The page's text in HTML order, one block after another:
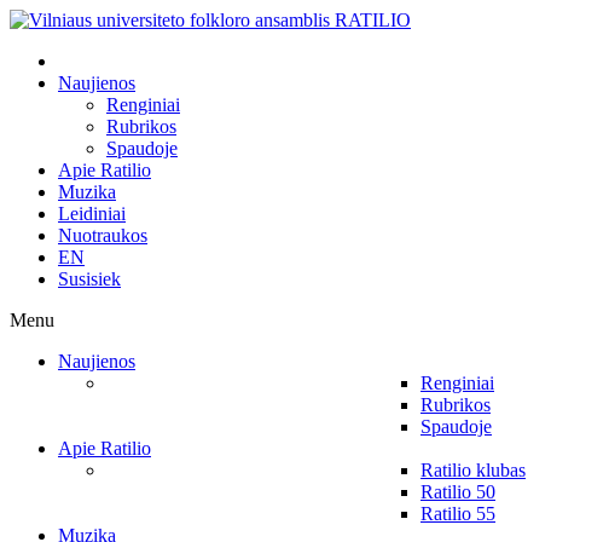
Naujienos
Renginiai
Rubrikos
Spaudoje
Apie Ratilio
Muzika
Leidiniai
Nuotraukos
EN
Susisiek
Menu
Naujienos
Renginiai
Rubrikos
Spaudoje
Apie Ratilio
Ratilio klubas
Ratilio 50
Ratilio 55
Muzika